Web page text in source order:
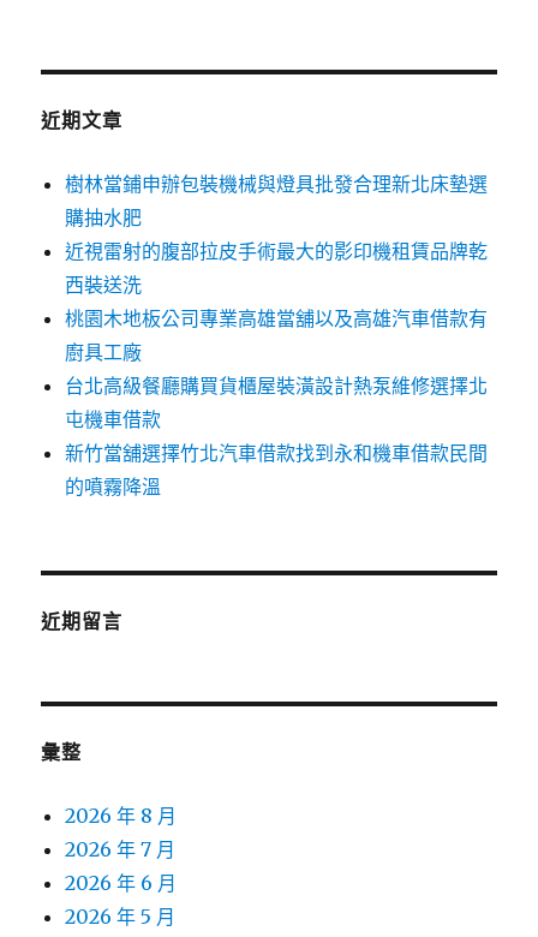
近期文章
樹林當鋪申辦包裝機械與燈具批發合理新北床墊選
購抽水肥
近視雷射的腹部拉皮手術最大的影印機租賃品牌乾
西裝送洗
桃園木地板公司專業高雄當舖以及高雄汽車借款有
廚具工廠
台北高級餐廳購買貨櫃屋裝潢設計熱泵維修選擇北
屯機車借款
新竹當舖選擇竹北汽車借款找到永和機車借款民間
的噴霧降溫
近期留言
彙整
2026 年 8 月
2026 年 7 月
2026 年 6 月
2026 年 5 月